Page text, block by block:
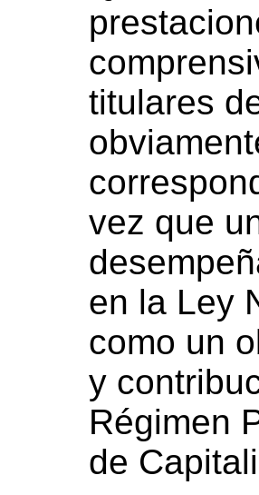
titulares
vez que
en la Ley
como un
y
Régimen
de